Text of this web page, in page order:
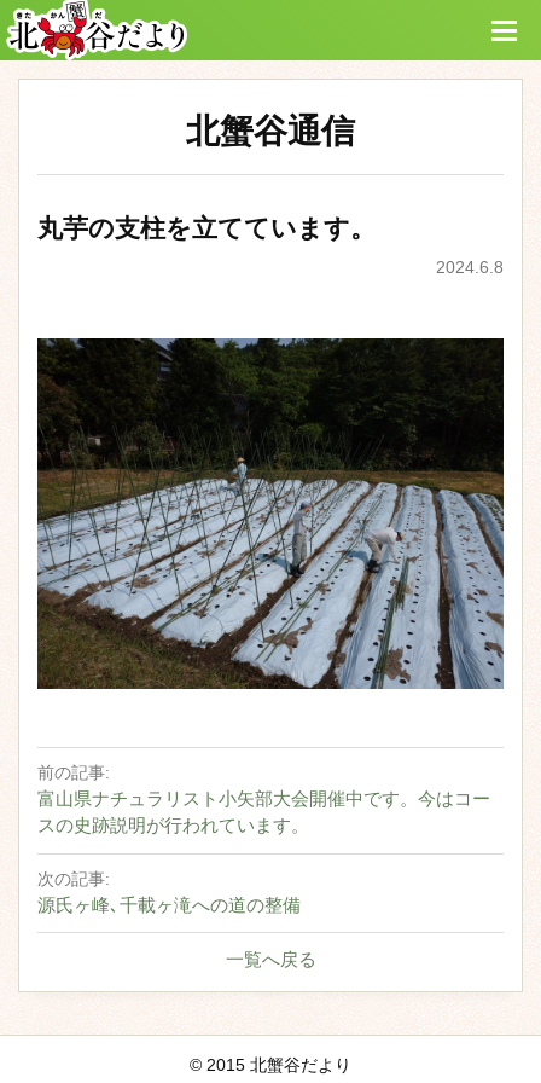
北蟹谷通信
丸芋の支柱を立てています。
2024.6.8
前の記事:
富山県ナチュラリスト小矢部大会開催中です。今はコー
スの史跡説明が行われています。
次の記事:
源氏ヶ峰､千載ヶ滝への道の整備
一覧へ戻る
© 2015 北蟹谷だより